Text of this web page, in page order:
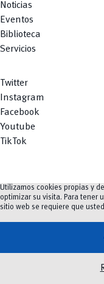
Noticias
Eventos
Biblioteca
Servicios
Twitter
Instagram
Facebook
Youtube
TikTok
©2023-2026UCuenca.
Utilizamos cookies propias y
optimizar su visita. Para tener
sitio web se requiere que